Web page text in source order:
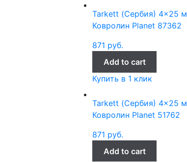
Tarkett (Сербия) 4x25 м
Ковролин Planet 87362
871 руб.
Add to cart
Купить в 1 клик
Tarkett (Сербия) 4x25 м
Ковролин Planet 51762
871 руб.
Add to cart